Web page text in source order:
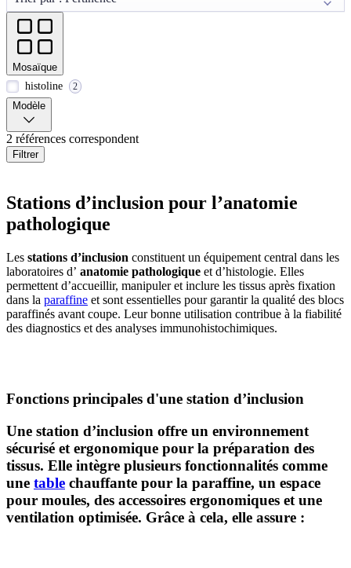
Mosaïque
histoline
2
Modèle
2 références correspondent
Filtrer
Stations d’inclusion pour l’anatomie
pathologique
Les stations d’inclusion constituent un équipement central dans les
laboratoires d’ anatomie pathologique et d’histologie. Elles
permettent d’accueillir, manipuler et inclure les tissus après fixation
dans la paraffine et sont essentielles pour garantir la qualité des blocs
paraffinés avant coupe. Leur bonne utilisation contribue à la fiabilité
des diagnostics et des analyses immunohistochimiques.
Fonctions principales d'une station d’inclusion
Une station d’inclusion offre un environnement
sécurisé et ergonomique pour la préparation des
tissus. Elle intègre plusieurs fonctionnalités comme
une table chauffante pour la paraffine, un espace
pour moules, des accessoires ergonomiques et une
ventilation optimisée. Grâce à cela, elle assure :